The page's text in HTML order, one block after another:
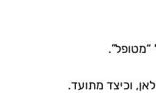
“מטופל”.
וכיצד מתועד.